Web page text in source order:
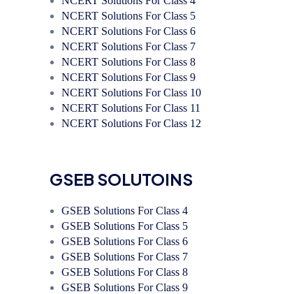
NCERT Solutions For Class 5
NCERT Solutions For Class 6
NCERT Solutions For Class 7
NCERT Solutions For Class 8
NCERT Solutions For Class 9
NCERT Solutions For Class 10
NCERT Solutions For Class 11
NCERT Solutions For Class 12
GSEB SOLUTOINS
GSEB Solutions For Class 4
GSEB Solutions For Class 5
GSEB Solutions For Class 6
GSEB Solutions For Class 7
GSEB Solutions For Class 8
GSEB Solutions For Class 9